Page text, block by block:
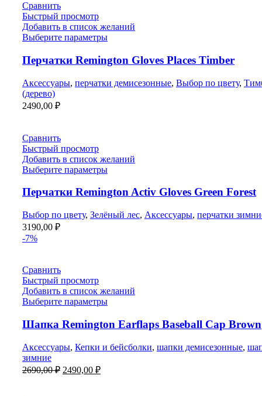
Сравнить
Быстрый просмотр
Добавить в список желаний
Выберите параметры
Перчатки Remington Gloves Places Timber
Аксессуары, перчатки демисезонные, Выбор по цвету,
(дерево)
2490,00 ₽
Сравнить
Быстрый просмотр
Добавить в список желаний
Выберите параметры
Перчатки Remington Activ Gloves Green Forest
Выбор по цвету, Зелёный лес, Аксессуары, перчатки
3190,00 ₽
-7%
Сравнить
Быстрый просмотр
Добавить в список желаний
Выберите параметры
Шапка Remington Еarflaps Baseball Cap Brown
Аксессуары, Кепки и бейсболки, шапки демисезонные,
зимние
2690,00₽ Первоначальная
2490,00 ₽Текущая